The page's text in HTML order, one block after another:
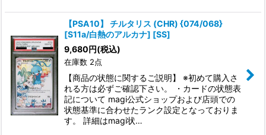
【PSA10】 チルタリス (CHR) {074/068}
[S11a/白熱のアルカナ] [SS]
9,680円(税込)
在庫数 2点
【商品の状態に関するご説明】 ※初めて購入さ
れる方は必ずご確認下さい。 ・カードの状態表
記について magi公式ショップおよび店頭での
状態基準に合わせたランク設定となっておりま
す。 詳細はmagi状…